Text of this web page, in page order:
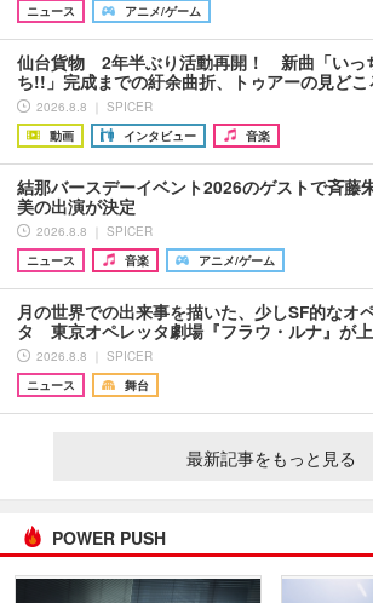
ニュース
アニメ/ゲーム
仙台貨物 2年半ぶり活動再開！ 新曲「いっ
ち!!」完成までの紆余曲折、トゥアーの見ど
2026.8.8 ｜ SPICER
動画
インタビュー 音楽
結那バースデーイベント2026のゲストで斉藤
美の出演が決定
2026.8.8 ｜ SPICER
ニュース
音楽 アニメ/ゲーム
月の世界での出来事を描いた、少しSF的なオ
タ 東京オペレッタ劇場『フラウ・ルナ』が
2026.8.8 ｜ SPICER
ニュース
舞台
最新記事をもっと見る
POWER PUSH